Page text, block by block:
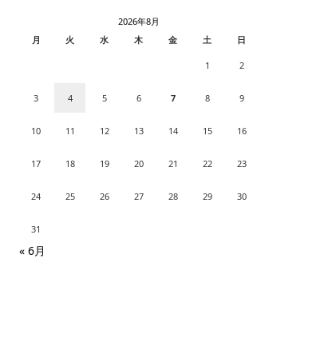
2026年8月
月
火 水 木 金 土 日
1 2
3 4 5 6 7 8 9
10 11 12 13 14 15 16
17 18 19 20 21 22 23
24 25 26 27 28 29 30
31
« 6月